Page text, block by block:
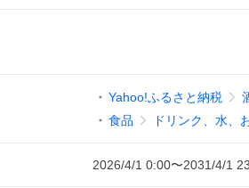
Yahoo!ふるさと納税
食品
ドリンク、水、
2026/4/1 0:00〜2031/4/1